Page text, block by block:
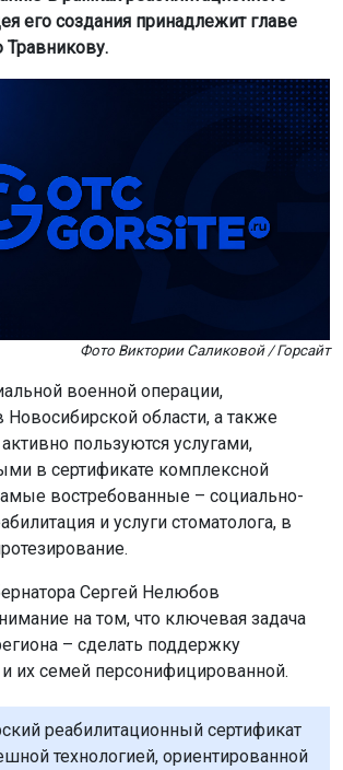
его создания принадлежит главе
Фото Виктории Саликовой / Горсайт
военной операции,
области, а также
пользуются услугами,
в сертификате комплексной
востребованные – социально-
и услуги стоматолога, в
Сергей Нелюбов
на том, что ключевая задача
– сделать поддержку
их семей персонифицированной.
реабилитационный сертификат
технологией, ориентированной